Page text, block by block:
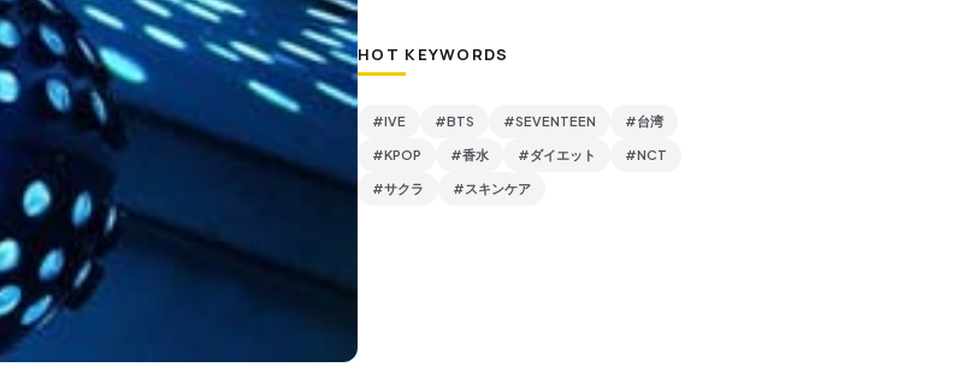
HOT KEYWORDS
#IVE #BTS #SEVENTEEN #台湾
#KPOP #香水 #ダイエット #NCT
#サクラ #スキンケア